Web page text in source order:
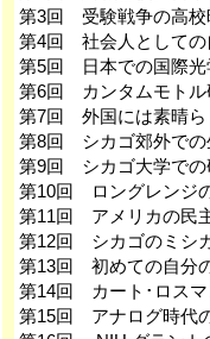
第3回 受験戦争の高校
第4回 社会人としての
第5回 日本での国際光
第6回 カンタムモトル
第7回 外国には素晴ら
第8回 シカゴ郊外での
第9回 シカゴ大学での
第10回 ロングレンジ
第11回 アメリカの民
第12回 シカゴのミシ
第13回 初めての自分
第14回 カート･ロスマ
第15回 アナログ時代